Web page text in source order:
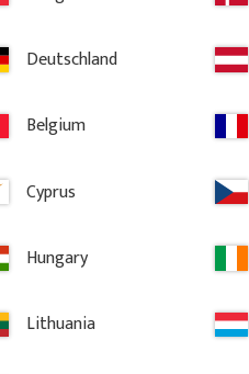
besonders gut für
und fügt sich
oder zur
erhalten Sie ein
Deutschland
Belgium
Cyprus
Hungary
Lithuania